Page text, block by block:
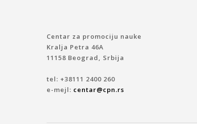
Centar za promociju nauke
Kralja Petra 46A
11158 Beograd, Srbija
tel: +38111 2400 260
e-mejl: centar@cpn.rs